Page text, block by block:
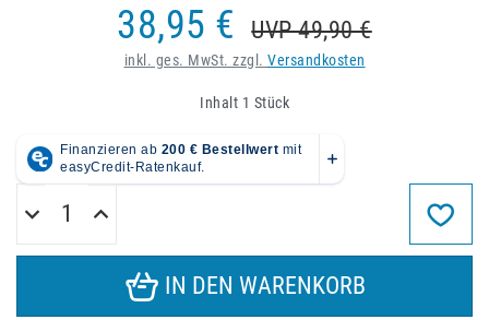
38,95 € UVP 49,90 €
inkl. ges. MwSt. zzgl. Versandkosten
Inhalt 1 Stück
IN DEN WARENKORB